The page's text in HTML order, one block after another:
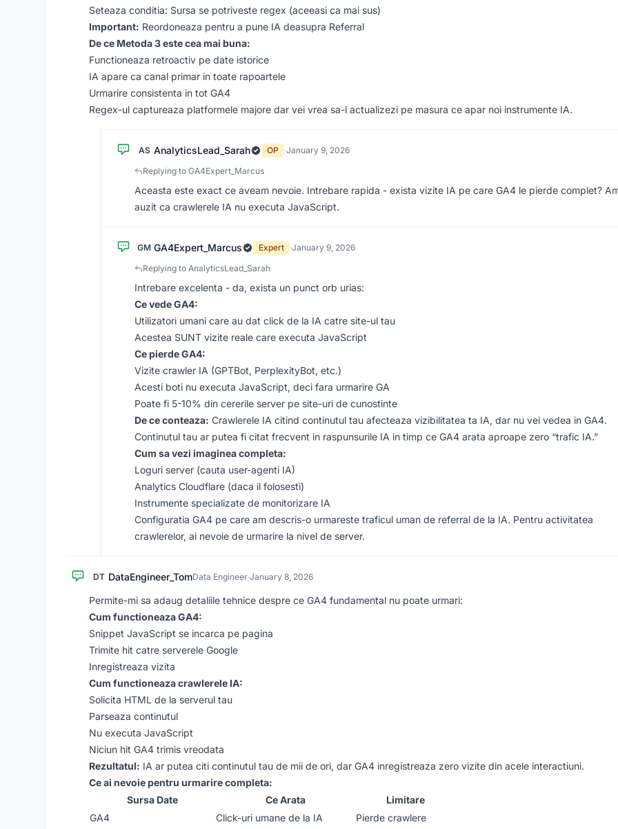
Seteaza conditia: Sursa se potriveste regex (aceeasi ca mai sus)
Important: Reordoneaza pentru a pune IA deasupra Referral
De ce Metoda 3 este cea mai buna:
Functioneaza retroactiv pe date istorice
IA apare ca canal primar in toate rapoartele
Urmarire consistenta in tot GA4
Regex-ul captureaza platformele majore dar vei vrea sa-l actualizezi pe masura ce apar noi instrumente IA.
AS AnalyticsLead_Sarah OP ·January 9, 2026
Replying to GA4Expert_Marcus
Aceasta este exact ce aveam nevoie. Intrebare rapida - exista vizite IA pe care GA4 le pierde complet?
auzit ca crawlerele IA nu executa JavaScript.
GM GA4Expert_Marcus Expert ·January 9, 2026
Replying to AnalyticsLead_Sarah
Intrebare excelenta - da, exista un punct orb urias:
Ce vede GA4:
Utilizatori umani care au dat click de la IA catre site-ul tau
Acestea SUNT vizite reale care executa JavaScript
Ce pierde GA4:
Vizite crawler IA (GPTBot, PerplexityBot, etc.)
Acesti boti nu executa JavaScript, deci fara urmarire GA
Poate fi 5-10% din cererile server pe site-uri de cunostinte
De ce conteaza: Crawlerele IA citind continutul tau afecteaza vizibilitatea ta IA, dar nu vei vedea in GA4.
Continutul tau ar putea fi citat frecvent in raspunsurile IA in timp ce GA4 arata aproape zero “trafic IA.”
Cum sa vezi imaginea completa:
Loguri server (cauta user-agenti IA)
Analytics Cloudflare (daca il folosesti)
Instrumente specializate de monitorizare IA
Configuratia GA4 pe care am descris-o urmareste traficul uman de referral de la IA. Pentru activitatea
crawlerelor, ai nevoie de urmarire la nivel de server.
DT DataEngineer_TomData Engineer·January 8, 2026
Permite-mi sa adaug detaliile tehnice despre ce GA4 fundamental nu poate urmari:
Cum functioneaza GA4:
Snippet JavaScript se incarca pe pagina
Trimite hit catre serverele Google
Inregistreaza vizita
Cum functioneaza crawlerele IA:
Solicita HTML de la serverul tau
Parseaza continutul
Nu executa JavaScript
Niciun hit GA4 trimis vreodata
Rezultatul: IA ar putea citi continutul tau de mii de ori, dar GA4 inregistreaza zero vizite din acele interactiuni.
Ce ai nevoie pentru urmarire completa:
Sursa Date
Ce Arata
Limitare
GA4
Click-uri umane de la IA
Pierde crawlere